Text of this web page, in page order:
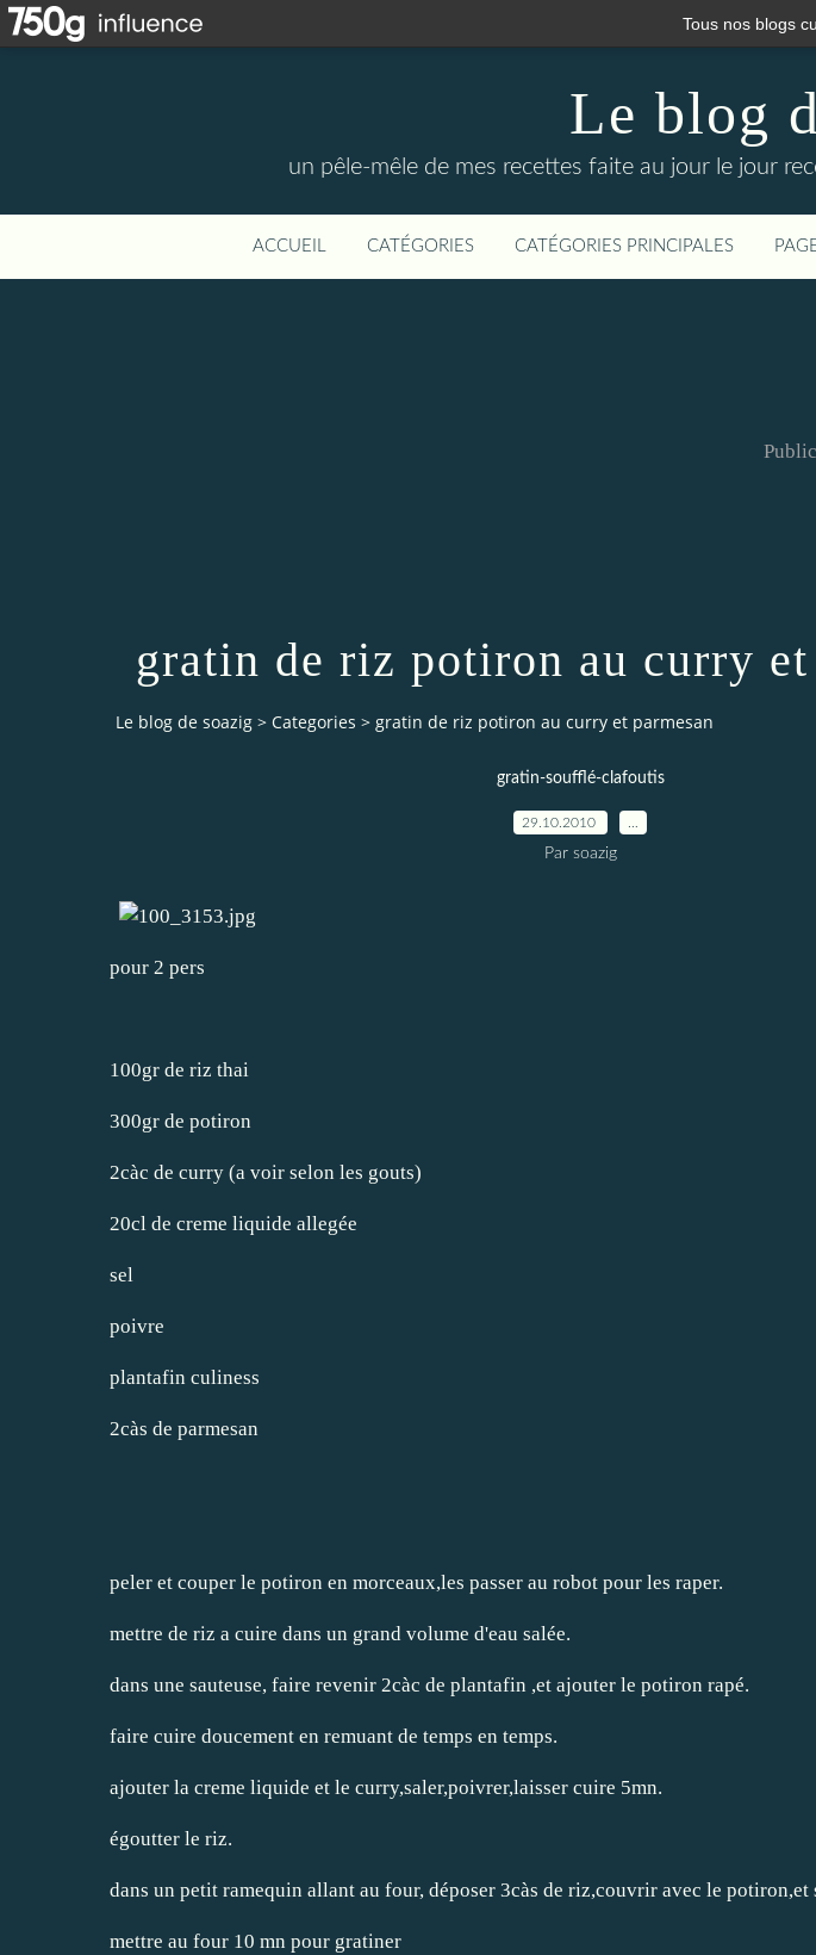
Tous nos blogs
Le blog
un pêle-mêle de mes recettes faite au jour le jour
ACCUEIL CATÉGORIES CATÉGORIES PRINCIPALES
gratin de riz potiron au curry et
Le blog de soazig > Categories > gratin de riz potiron au curry et parmesan
gratin-soufflé-clafoutis
29.10.2010
Par soazig
pour 2 pers
100gr de riz thai
300gr de potiron
2càc de curry (a voir selon les gouts)
20cl de creme liquide allegée
sel
poivre
plantafin culiness
2càs de parmesan
peler et couper le potiron en morceaux,les passer au robot pour les raper.
mettre de riz a cuire dans un grand volume d'eau salée.
dans une sauteuse, faire revenir 2càc de plantafin ,et ajouter le potiron rapé.
faire cuire doucement en remuant de temps en temps.
ajouter la creme liquide et le curry,saler,poivrer,laisser cuire 5mn.
égoutter le riz.
dans un petit ramequin allant au four, déposer 3càs de riz,couvrir avec le potiron,et
mettre au four 10 mn pour gratiner